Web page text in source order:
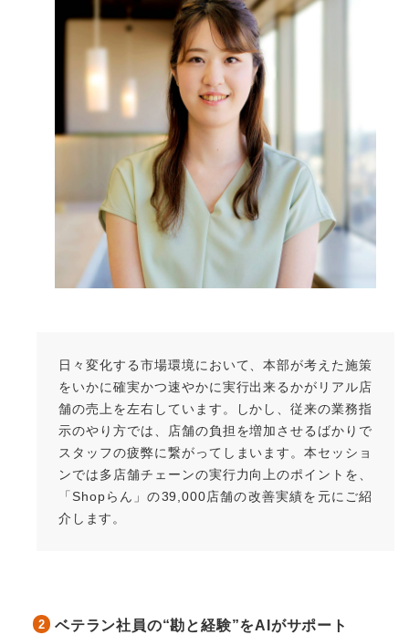
日々変化する市場環境において、本部が考えた施策
をいかに確実かつ速やかに実行出来るかがリアル店
舗の売上を左右しています。しかし、従来の業務指
示のやり方では、店舗の負担を増加させるばかりで
スタッフの疲弊に繋がってしまいます。本セッショ
ンでは多店舗チェーンの実行力向上のポイントを、
「Shopらん」の39,000店舗の改善実績を元にご紹
介します。
ベテラン社員の“勘と経験”をAIがサポート